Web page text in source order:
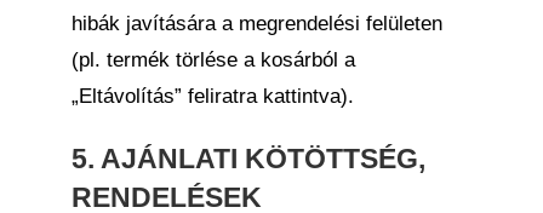
hibák javítására a megrendelési felületen
(pl. termék törlése a kosárból a
„Eltávolítás” feliratra kattintva).
5. AJÁNLATI KÖTÖTTSÉG,
RENDELÉSEK